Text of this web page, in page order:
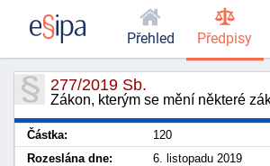
277/2019 Sb.
Zákon, kterým se mění některé
Částka: 120
Rozeslána dne:
6. listopadu 2019
Přehled Předpisy